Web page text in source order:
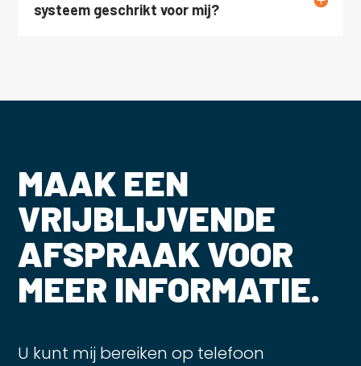
systeem geschrikt voor mij?
MAAK EEN
VRIJBLIJVENDE
AFSPRAAK VOOR
MEER INFORMATIE.
U kunt mij bereiken op telefoon